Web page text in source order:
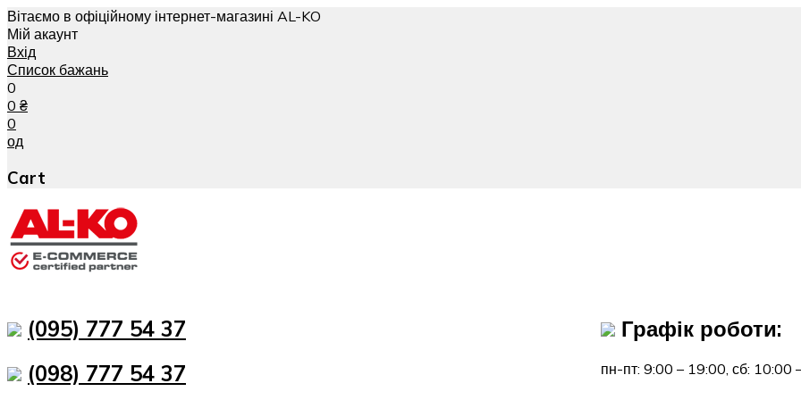
Вітаємо в офіційному інтернет-магазині AL-KO
Мій акаунт
Вхід
Список бажань
0
0 ₴
0
од
Cart
(095) 777 54 37
(098) 777 54 37
Графік роботи:
пн-пт: 9:00 – 19:00, сб: 10:00